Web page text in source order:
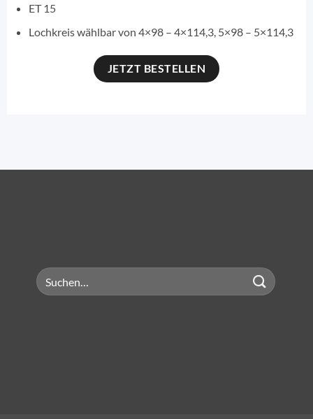
ET 15
Lochkreis wählbar von 4×98 – 4×114,3, 5×98 – 5×114,3
JETZT BESTELLEN
Suchen
nach: